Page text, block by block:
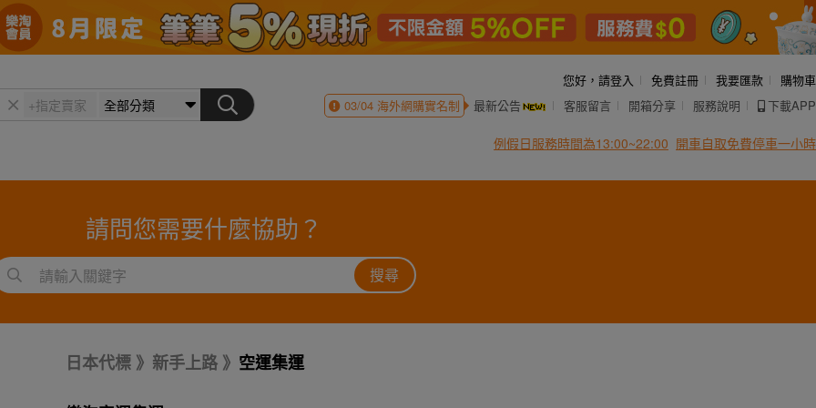
您好， 請登入 免費註冊 我要匯款
購物車
03/04海外網購實名制 最新公告 客服留言 開箱分享 服務說明 下載APP
例假日服務時間為13:00~22:00 開車自取免費停車一小時
請問您需要什麼協助？
搜尋
日本代標 新手上路 空運集運